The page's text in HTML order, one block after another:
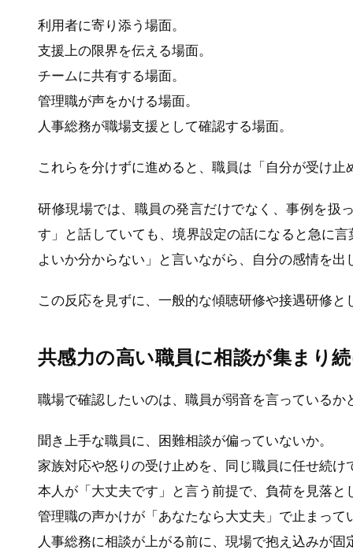
利用者に寄り添う場面。
支援上の限界を伝える場面。
チームに共有する場面。
管理職が声をかける場面。
人事総務が職場支援として確認する場面。
これらを分けずに進めると、職員は「自分が受け
研修現場では、職員の発言だけでなく、事例を扱
す」と話していても、境界設定の話になると急に
よいか分からない」と言いながら、自分の感情を
この反応を見ずに、一般的な傾聴研修や接遇研修
共感力の高い職員に相談が集まり
職場で確認したいのは、職員が弱音を言っているか
聞き上手な職員に、困難相談が偏っていないか。
家族対応や怒りの受け止めを、同じ職員に任せ続け
本人が「大丈夫です」と言う前提で、負荷を見落と
管理職の声かけが「あなたなら大丈夫」で止まって
人事総務に相談が上がる前に、現場で抱え込みが固